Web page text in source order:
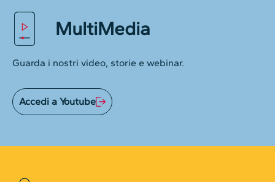
MultiMedia
Guarda i nostri video, storie e webinar.
Accedi a Youtube